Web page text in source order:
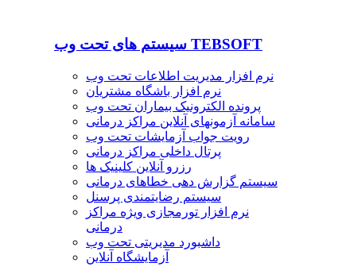
سیستم های تحت وب TEBSOFT
نرم افزار مدیریت اطلاعات تحت وب
نرم افزار باشگاه مشتریان
پرونده الکترونیک بیماران تحت وب
سامانه آزمونهای آنلاین مراکز درمانی
رویت جواب آزمایشات تحت وب
پرتال داخلی مراکز درمانی
رزرو آنلاین کلینیک ها
سیستم گزارش دهی خطاهای درمانی
سیستم رضایتمندی پرسنل
نرم افزار تورمجازی ویژه مراکز
درمانی
داشبورد مدیریتی تحت وب
آزمایشگاه آنلاین